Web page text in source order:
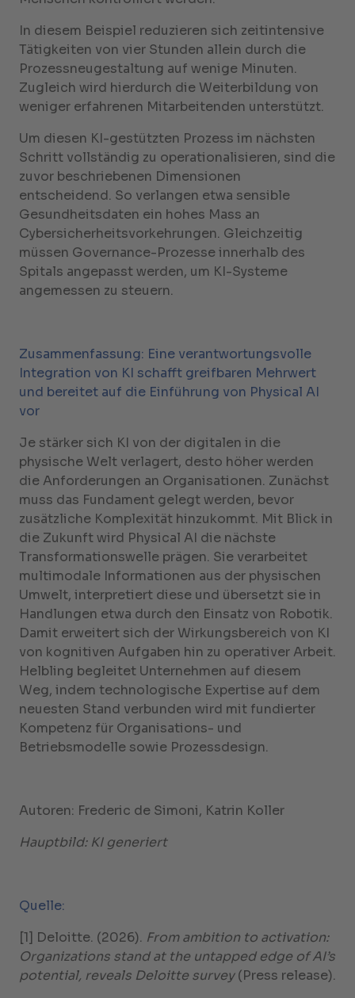
In diesem Beispiel reduzieren sich zeitintensive
Tätigkeiten von vier Stunden allein durch die
Prozessneugestaltung auf wenige Minuten.
Zugleich wird hierdurch die Weiterbildung von
weniger erfahrenen Mitarbeitenden unterstützt.
Um diesen KI-gestützten Prozess im nächsten
Schritt vollständig zu operationalisieren, sind die
zuvor beschriebenen Dimensionen
entscheidend. So verlangen etwa sensible
Gesundheitsdaten ein hohes Mass an
Cybersicherheitsvorkehrungen. Gleichzeitig
müssen Governance-Prozesse innerhalb des
Spitals angepasst werden, um KI-Systeme
angemessen zu steuern.
Zusammenfassung: Eine verantwortungsvolle
Integration von KI schafft greifbaren Mehrwert
und bereitet auf die Einführung von Physical AI
vor
Je stärker sich KI von der digitalen in die
physische Welt verlagert, desto höher werden
die Anforderungen an Organisationen. Zunächst
muss das Fundament gelegt werden, bevor
zusätzliche Komplexität hinzukommt. Mit Blick in
die Zukunft wird Physical AI die nächste
Transformationswelle prägen. Sie verarbeitet
multimodale Informationen aus der physischen
Umwelt, interpretiert diese und übersetzt sie in
Handlungen etwa durch den Einsatz von Robotik.
Damit erweitert sich der Wirkungsbereich von KI
von kognitiven Aufgaben hin zu operativer Arbeit.
Helbling begleitet Unternehmen auf diesem
Weg, indem technologische Expertise auf dem
neuesten Stand verbunden wird mit fundierter
Kompetenz für Organisations- und
Betriebsmodelle sowie Prozessdesign.
Autoren: Frederic de Simoni, Katrin Koller
Hauptbild: KI generiert
Quelle:
[1] Deloitte. (2026). From ambition to activation:
Organizations stand at the untapped edge of AI’s
potential, reveals Deloitte survey(Press release).